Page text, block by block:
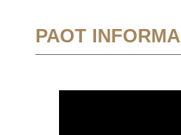
PAOT INFORMA